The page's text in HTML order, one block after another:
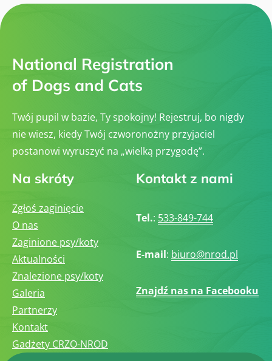
National Registration
of Dogs and Cats
Twój pupil w bazie, Ty spokojny! Rejestruj, bo nigdy
nie wiesz, kiedy Twój czworonożny przyjaciel
postanowi wyruszyć na „wielką przygodę”.
Na skróty
Zgłoś zaginięcie
O nas
Zaginione psy/koty
Aktualności
Znalezione psy/koty
Galeria
Partnerzy
Kontakt
Gadżety CRZO-NROD
Kontakt z nami
Tel.: 533-849-744
E-mail: biuro@nrod.pl
Znajdź nas na Facebooku